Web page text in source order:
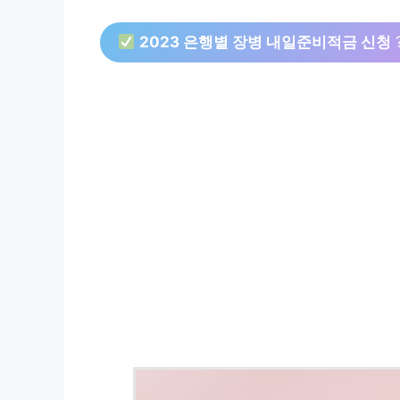
2023 은행별 장병 내일준비적금 신청